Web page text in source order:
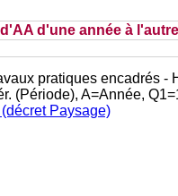
d'une année à l'autre
pratiques encadrés
(Période), A=Année,
Paysage)